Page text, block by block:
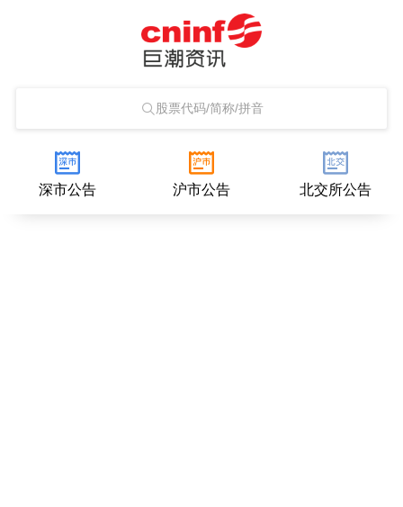
股票代码/简称/拼音
深市公告 沪市公告 北交所公告